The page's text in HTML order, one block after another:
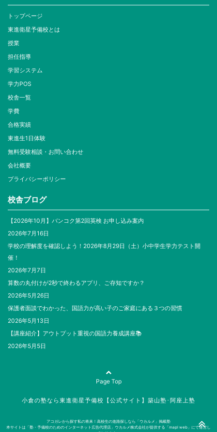
トップページ
東進衛星予備校とは
授業
担任指導
学習システム
学力POS
校舎一覧
学費
合格実績
東進生1日体験
無料受験相談・お問い合わせ
会社概要
プライバシーポリシー
校舎ブログ
【2026年10月】バンコク第2回英検 お申し込み案内
2026年7月16日
学校の理解度を確認しよう！2026年8月29日（土）小中学生学力テスト開
催！
2026年7月7日
算数の丸付けが2秒で終わるアプリ、ご存知ですか？
2026年5月26日
保護者面談でわかった、国語力が高い子のご家庭にある３つの習慣
2026年5月13日
【講座紹介】アウトプット重視の国語力養成講座📚
2026年5月5日
Page Top
小倉の塾なら東進衛星予備校【公式サイト】築山塾･阿座上塾
アコガレから探す私の将来！高校生の進路探しなら「ウカルメ」掲載塾
本サイトは「塾・予備校のためのインターネット広告代理店」ウカルメ株式会社が提供する「mapl web」にて運営し